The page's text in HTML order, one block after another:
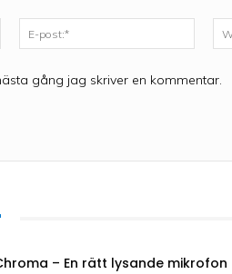
Namn:*
post:*
gång jag skriver en kommentar.
– En rätt lysande mikrofon